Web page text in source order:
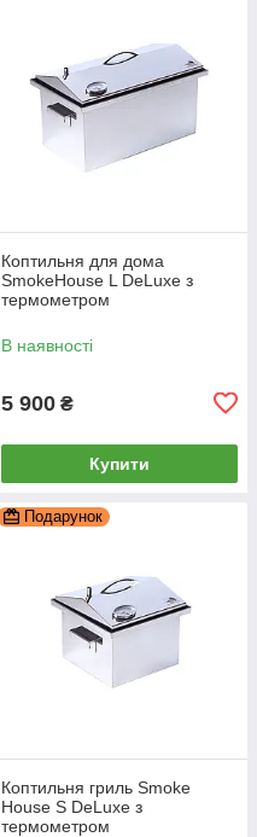
Коптильня для дома
SmokeHouse L DeLuxe з
термометром
В наявності
5 900 ₴
Купити
Подарунок
Коптильня гриль Smoke
House S DeLuxe з
термометром